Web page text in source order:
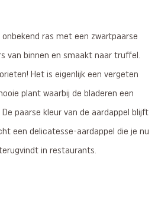
onbekend ras met een zwartpaarse
van binnen en smaakt naar truffel.
Het is eigenlijk een vergeten
plant waarbij de bladeren een
paarse kleur van de aardappel blijft
een delicatesse-aardappel die je nu
in restaurants.